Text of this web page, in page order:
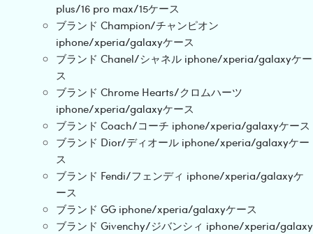
plus/16 pro max/15ケース
ブランド Champion/チャンピオン
iphone/xperia/galaxyケース
ブランド Chanel/シャネル iphone/xperia/galaxyケー
ス
ブランド Chrome Hearts/クロムハーツ
iphone/xperia/galaxyケース
ブランド Coach/コーチ iphone/xperia/galaxyケース
ブランド Dior/ディオール iphone/xperia/galaxyケー
ス
ブランド Fendi/フェンディ iphone/xperia/galaxyケ
ース
ブランド GG iphone/xperia/galaxyケース
ブランド Givenchy/ジバンシィ iphone/xperia/galaxy